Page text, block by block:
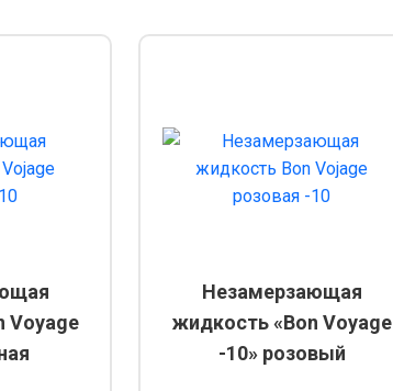
Voyage
Незамерзающая
жидкость «Bon Voyage
-10» розовый